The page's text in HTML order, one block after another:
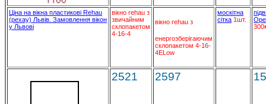
Ціна на вікна пластикові Rehau
(рехау) Львів. Замовлення вікон
у Львові
вікно rehau з
звичайним
склопакетом
4-16-4
вікно rehau з
енергозберігаючим
склопакетом 4-16-
4ELow
москітна
сітка 1шт.
2521 2597